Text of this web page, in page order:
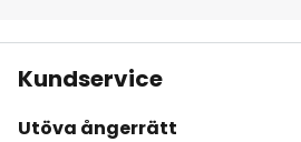
Kundservice
Utöva ångerrätt